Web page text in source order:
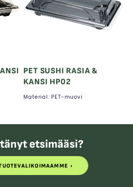
PET SUSHI RASIA &
KANSI HP02
Material: PET-muovi
etsimääsi?